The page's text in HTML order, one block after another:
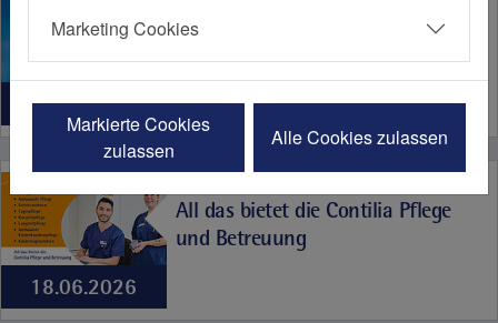
07.08.2026
Was für ein Sommer - Hitze,
18.06.2026
All das bietet die Contilia Pflege
und Betreuung
Marketing Cookies
Markierte Cookies
zulassen
Alle Cookies zulassen